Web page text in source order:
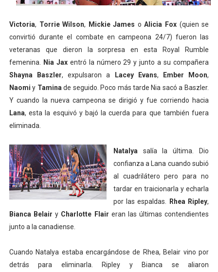
Victoria, Torrie Wilson, Mickie James oAlicia Fox(quien se
convirtió durante el combate en campeona 24/7) fueron las
veteranas que dieron la sorpresa en esta Royal Rumble
femenina.
Nia Jaxentró la número 29 y junto a su compañera
Shayna Baszler, expulsaron a Lacey Evans, Ember Moon,
Naomi y Tamina de seguido. Poco más tarde Nia sacó a Baszler.
Y cuando la nueva campeona se dirigió y fue corriendo hacia
Lana, esta la esquivó y bajó la cuerda para que también fuera
eliminada.
Natalya salía la última. Dio
confianza a Lana cuando subió
al cuadrilátero pero para no
tardar en traicionarla y echarla
por las espaldas.
Rhea Ripley,
Bianca Belair y Charlotte Flair eran las últimas contendientes
junto a la canadiense.
Cuando Natalya estaba encargándose de Rhea, Belair vino por
detrás para eliminarla. Ripley y Bianca se aliaron